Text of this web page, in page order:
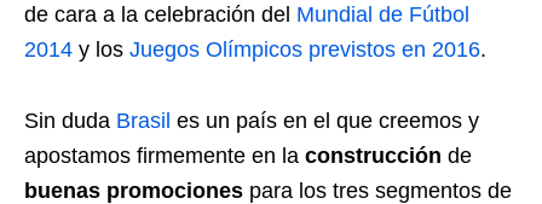
de cara a la celebración del Mundial de Fútbol
2014 y los Juegos Olímpicos previstos en 2016.
Sin duda Brasil es un país en el que creemos y
apostamos firmemente en la construcción de
buenas promociones para los tres segmentos de